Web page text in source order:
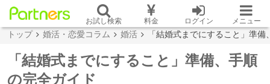
お試し検索 料金 ログイン メニュー
トップ 婚活・恋愛コラム 婚活 「結婚式までにすること」準
「結婚式までにすること」準備、手順
の完全ガイド